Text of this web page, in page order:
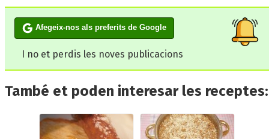
Afegeix-nos als preferits de Google
I no et perdis les noves publicacions
També et poden interesar les receptes: